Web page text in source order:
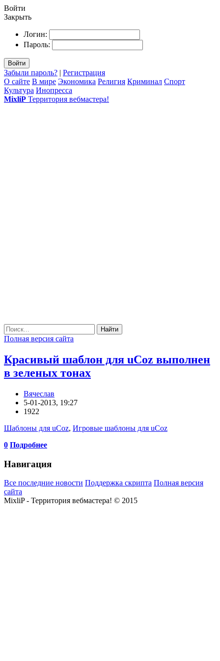
Войти
Закрыть
Логин:
Пароль:
Войти
Забыли пароль? | Регистрация
О сайте В мире Экономика Религия Криминал Спорт
Культура Инопресса
MixliP Территория вебмастера!
Найти
Полная версия сайта
Красивый шаблон для uCoz выполнен
в зеленых тонах
Вячеслав
5-01-2013, 19:27
1922
Шаблоны для uCoz, Игровые шаблоны для uCoz
0 Подробнее
Навигация
Все последние новости Поддержка скрипта Полная версия
сайта
MixliP - Территория вебмастера! © 2015